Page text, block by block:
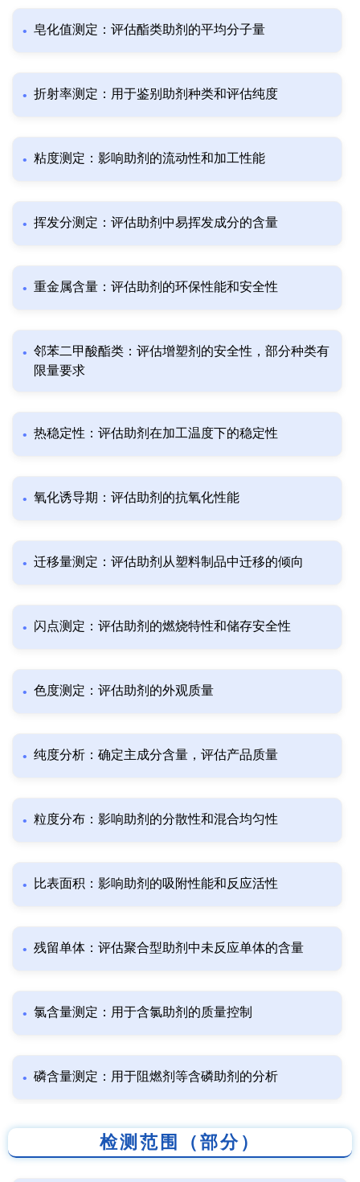
皂化值测定：评估酯类助剂的平均分子量
折射率测定：用于鉴别助剂种类和评估纯度
粘度测定：影响助剂的流动性和加工性能
挥发分测定：评估助剂中易挥发成分的含量
重金属含量：评估助剂的环保性能和安全性
邻苯二甲酸酯类：评估增塑剂的安全性，部分种类有
限量要求
热稳定性：评估助剂在加工温度下的稳定性
氧化诱导期：评估助剂的抗氧化性能
迁移量测定：评估助剂从塑料制品中迁移的倾向
闪点测定：评估助剂的燃烧特性和储存安全性
色度测定：评估助剂的外观质量
纯度分析：确定主成分含量，评估产品质量
粒度分布：影响助剂的分散性和混合均匀性
比表面积：影响助剂的吸附性能和反应活性
残留单体：评估聚合型助剂中未反应单体的含量
氯含量测定：用于含氯助剂的质量控制
磷含量测定：用于阻燃剂等含磷助剂的分析
检测范围（部分）